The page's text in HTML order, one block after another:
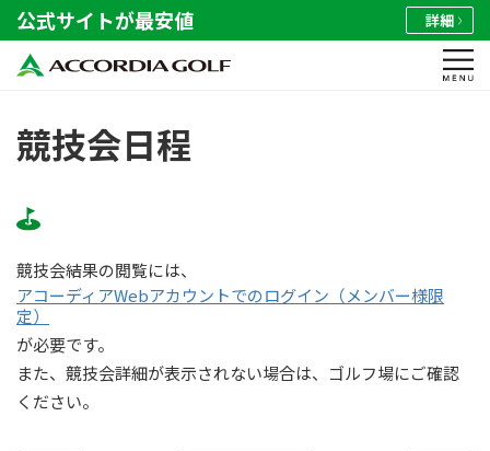
公式サイトが最安値 詳細
競技会日程
競技会結果の閲覧には、
アコーディアWebアカウントでのログイン（メンバー様限
定）
が必要です。
また、競技会詳細が表示されない場合は、ゴルフ場にご確認
ください。